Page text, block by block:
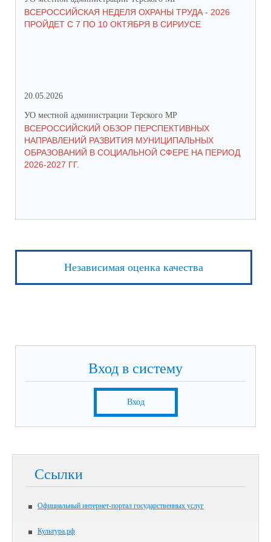
ВСЕРОССИЙСКАЯ НЕДЕЛЯ ОХРАНЫ ТРУДА - 2026
ПРОЙДЕТ С 7 ПО 10 ОКТЯБРЯ В СИРИУСЕ
20.05.2026
УО местной администрации Терского МР
ВСЕРОССИЙСКИЙ ОБЗОР ПЕРСПЕКТИВНЫХ
НАПРАВЛЕНИЙ РАЗВИТИЯ МУНИЦИПАЛЬНЫХ
ОБРАЗОВАНИЙ В СОЦИАЛЬНОЙ СФЕРЕ НА ПЕРИОД
2026-2027 ГГ.
Независимая оценка качества
Вход в систему
Вход
Ссылки
Официальный интернет-портал государственных услуг
Культура.рф